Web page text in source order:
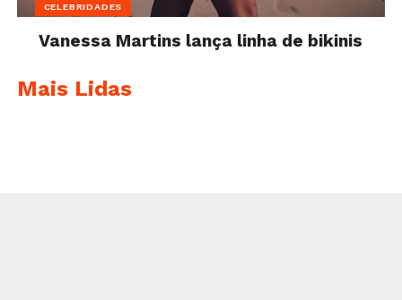
CELEBRIDADES
Vanessa Martins lança linha de bikinis
Mais Lidas